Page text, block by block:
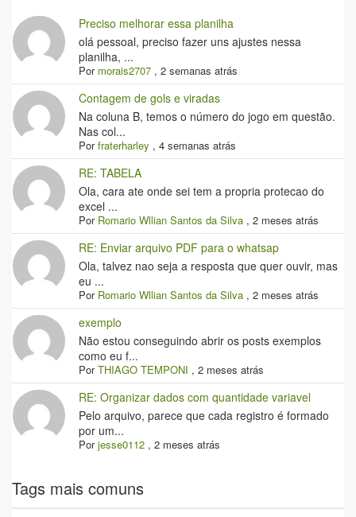
Preciso melhorar essa planilha
olá pessoal, preciso fazer uns ajustes nessa
planilha, ...
Por morais2707 ,2 semanas atrás
Contagem de gols e viradas
Na coluna B, temos o número do jogo em questão.
Nas col...
Porfraterharley ,4 semanas atrás
RE: TABELA
Ola, cara ate onde sei tem a propria protecao do
excel ...
Por Romario Wllian Santos da Silva ,2 meses atrás
RE: Enviar arquivo PDF para o whatsap
Ola, talvez nao seja a resposta que quer ouvir, mas
eu ...
Por Romario Wllian Santos da Silva ,2 meses atrás
exemplo
Não estou conseguindo abrir os posts exemplos
como eu f...
PorTHIAGO TEMPONI ,2 meses atrás
RE: Organizar dados com quantidade variavel
Pelo arquivo, parece que cada registro é formado
por um...
Porjesse0112 ,2 meses atrás
Tags mais comuns